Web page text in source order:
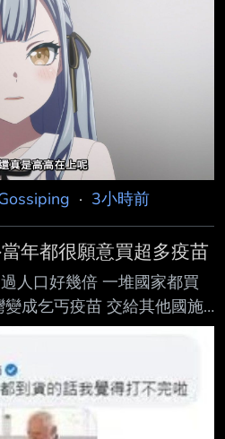
要繼續討論疫苗 繼續討論下
記了 --
· 3小時前
年都很願意買超多疫苗
人口好幾倍 一堆國家都買
成乞丐疫苗 交給其他國施
其他國家都願意買幾億劑
劑額度都買光光 台灣卻都
要買 搞到台灣疫苗施打率
變成世界倒數施打率 然後
趨近於零 搞到民間自己想